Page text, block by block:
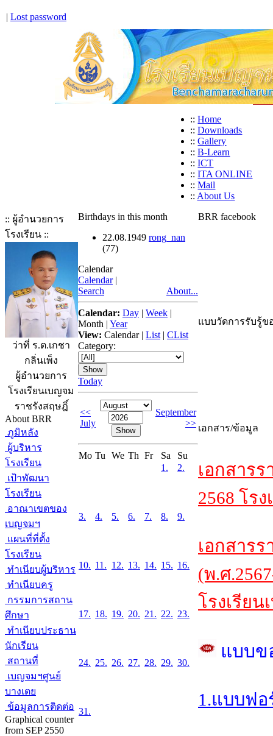
| Lost password
:: Home
:: Downloads
:: Gallery
:: B-Learn
:: ICT
:: ITA ONLINE
:: Mail
:: About Us
:: ผู้อำนวยการ
โรงเรียน ::
ว่าที่ ร.ต.เกชา
กลิ่นเพ็ง
ผู้อำนวยการ
โรงเรียนเบญจม
ราชรังสฤษฎิ์
About BRR
ภูมิหลัง
ผู้บริหาร
โรงเรียน
เป้าพัฒนา
โรงเรียน
อาณาเขตของ
เบญจมฯ
แผนที่ที่ตั้ง
โรงเรียน
ทำเนียบผู้บริหาร
ทำเนียบครู
กรรมการสถาน
ศึกษา
ทำเนียบประธาน
นักเรียน
สถานที่
เบญจมฯศูนย์
บางเตย
ข้อมูลการติดต่อ
Graphical counter
from SEP 2550
Birthdays in this month
22.08.1949 rong_nan
(77)
Calendar
Calendar |
Search
About...
Calendar: Day | Week |
Month | Year
View: Calendar| List | CList
Category:
Today
<<
July
September
>>
Mo Tu We Th Fr Sa
Su
1.
2.
3. 4. 5. 6. 7. 8. 9.
10. 11. 12. 13. 14. 15. 16.
17. 18. 19. 20. 21. 22. 23.
24. 25. 26. 27. 28. 29. 30.
31.
BRR facebook
แบบวัดการรับรู้ข
เอกสาร/ข้อมูล
เอกสาร
2568 โร
เอกสาร
(พ.ศ
โรงเรีย
แบบข
1.แบบฟ